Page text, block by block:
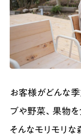
お客様がどんな
ブや野菜、果物
そんなモリモリな